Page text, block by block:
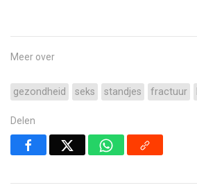
Meer over
gezondheid seks standjes fractuur
Delen